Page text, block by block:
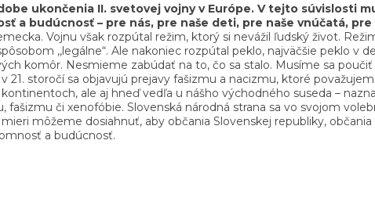
ukončenia II. svetovej vojny v Európe. V tejto súvislosti
a budúcnosť – pre nás, pre naše deti, pre naše vnúčatá,
Vojnu však rozpútal režim, ktorý si nevážil ľudský život.
,,legálne“. Ale nakoniec rozpútal peklo, najväčšie peklo v
komôr. Nesmieme zabúdať na to, čo sa stalo. Musíme sa
storočí sa objavujú prejavy fašizmu a nacizmu, ktoré
ale aj hneď vedľa u nášho východného suseda –
či xenofóbie. Slovenská národná strana sa vo svojom
môžeme dosiahnuť, aby občania Slovenskej republiky,
a budúcnosť.